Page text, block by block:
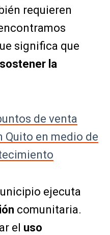
requieren
significa que
la
de venta
Quito en medio de
ejecuta
comunitaria.
el uso